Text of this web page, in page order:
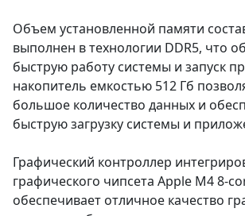
Объем установленной памяти
выполнен в технологии DDR5, что
быструю работу системы и запуск
накопитель емкостью 512 Гб
большое количество данных и
быструю загрузку системы и
Графический контроллер
графического чипсета Apple M4 8-
обеспечивает отличное качество